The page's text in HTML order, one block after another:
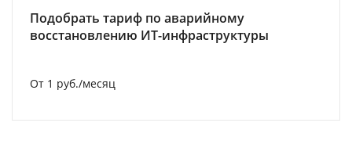
Подобрать тариф по аварийному
восстановлению ИТ-инфраструктуры
От 1 руб./месяц